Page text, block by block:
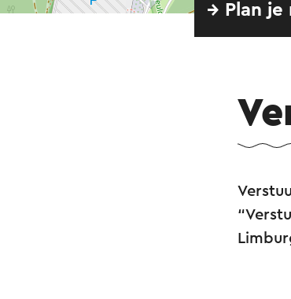
→ Plan je